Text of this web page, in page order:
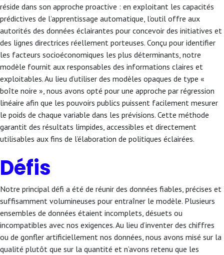
réside dans son approche proactive : en exploitant les capacités
prédictives de l’apprentissage automatique, l’outil offre aux
autorités des données éclairantes pour concevoir des initiatives et
des lignes directrices réellement porteuses. Conçu pour identifier
les facteurs socioéconomiques les plus déterminants, notre
modèle fournit aux responsables des informations claires et
exploitables. Au lieu d’utiliser des modèles opaques de type «
boîte noire », nous avons opté pour une approche par régression
linéaire afin que les pouvoirs publics puissent facilement mesurer
le poids de chaque variable dans les prévisions. Cette méthode
garantit des résultats limpides, accessibles et directement
utilisables aux fins de l’élaboration de politiques éclairées.
Défis
Notre principal défi a été de réunir des données fiables, précises et
suffisamment volumineuses pour entraîner le modèle. Plusieurs
ensembles de données étaient incomplets, désuets ou
incompatibles avec nos exigences. Au lieu d’inventer des chiffres
ou de gonfler artificiellement nos données, nous avons misé sur la
qualité plutôt que sur la quantité et n’avons retenu que les